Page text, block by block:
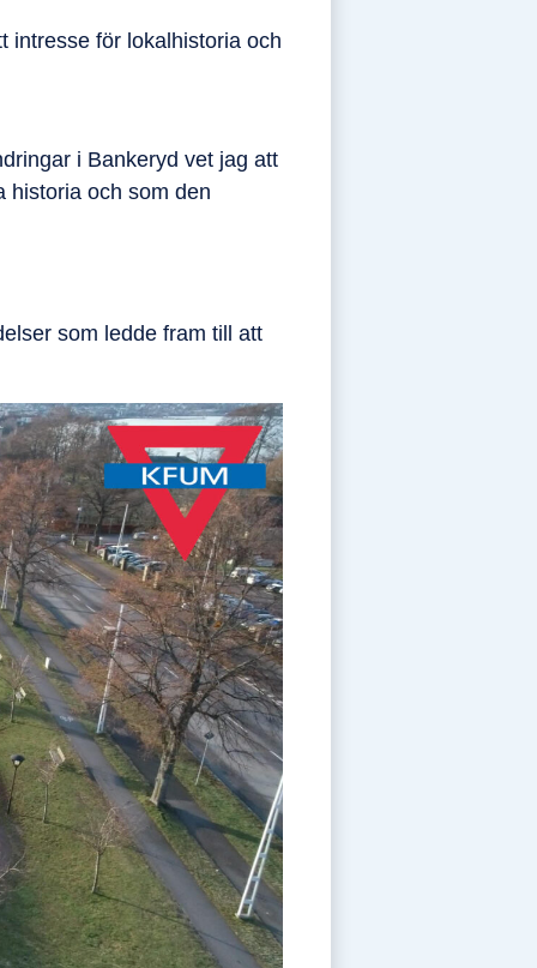
intresse för lokalhistoria och
i Bankeryd vet jag att
historia och som den
som ledde fram till att